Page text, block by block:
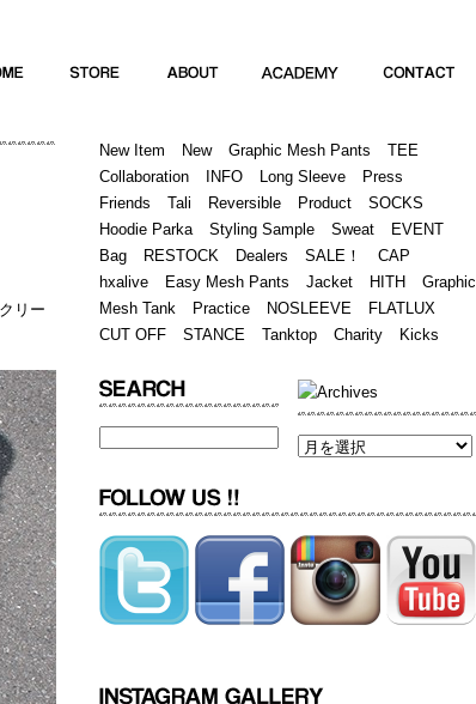
リー
New Item New Graphic Mesh Pants
TEE
Collaboration
INFO Long Sleeve
Press
Friends
Tali Reversible Product
SOCKS
Hoodie Parka
Styling Sample Sweat
EVENT
Bag
RESTOCK Dealers SALE！
CAP
hxalive
Easy Mesh Pants Jacket HITH
Graphic
Mesh Tank
Practice NOSLEEVE
FLATLUX
CUT OFF
STANCE Tanktop Charity Kicks